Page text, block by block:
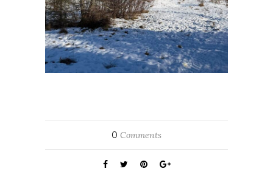
0 Comments